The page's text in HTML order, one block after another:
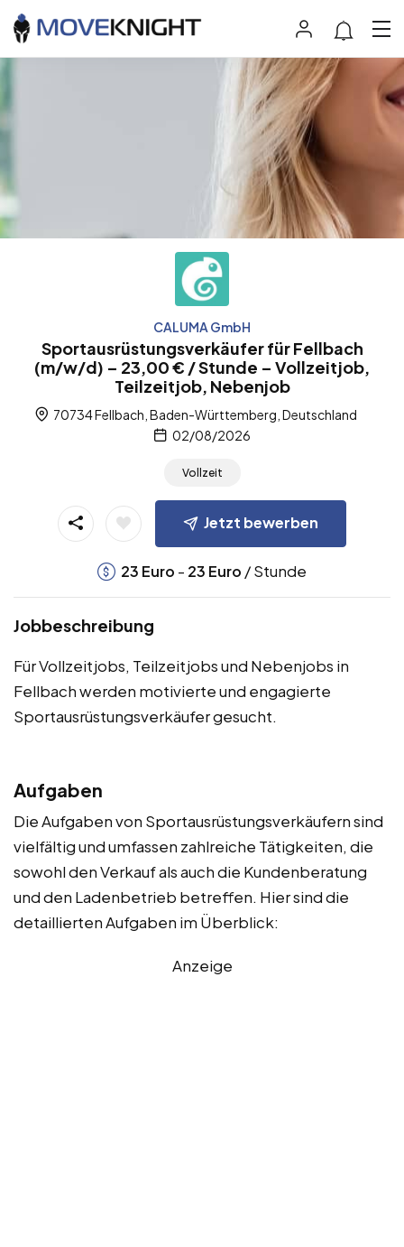
CALUMA GmbH
Sportausrüstungsverkäufer für Fellbach
(m/w/d) – 23,00 € / Stunde – Vollzeitjob,
Teilzeitjob, Nebenjob
70734 Fellbach, Baden-Württemberg, Deutschland
02/08/2026
Vollzeit
Jetzt bewerben
23 Euro - 23 Euro / Stunde
Jobbeschreibung
Für Vollzeitjobs, Teilzeitjobs und Nebenjobs in
Fellbach werden motivierte und engagierte
Sportausrüstungsverkäufer gesucht.
Aufgaben
Die Aufgaben von Sportausrüstungsverkäufern sind
vielfältig und umfassen zahlreiche Tätigkeiten, die
sowohl den Verkauf als auch die Kundenberatung
und den Ladenbetrieb betreffen. Hier sind die
detaillierten Aufgaben im Überblick:
Anzeige